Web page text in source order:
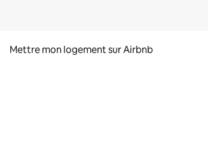
Mettre mon logement sur Airbnb